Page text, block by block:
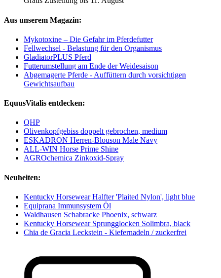
Aus unserem Magazin:
Mykotoxine – Die Gefahr im Pferdefutter
Fellwechsel - Belastung für den Organismus
GladiatorPLUS Pferd
Futterumstellung am Ende der Weidesaison
Abgemagerte Pferde - Auffüttern durch vorsichtigen
Gewichtsaufbau
EquusVitalis entdecken:
QHP
Olivenkopfgebiss doppelt gebrochen, medium
ESKADRON Herren-Blouson Male Navy
ALL-WIN Horse Prime Shine
AGROchemica Zinkoxid-Spray
Neuheiten:
Kentucky Horsewear Halfter 'Plaited Nylon', light blue
Equiprana Immunsystem Öl
Waldhausen Schabracke Phoenix, schwarz
Kentucky Horsewear Sprungglocken Solimbra, black
Chia de Gracia Leckstein - Kiefernadeln / zuckerfrei